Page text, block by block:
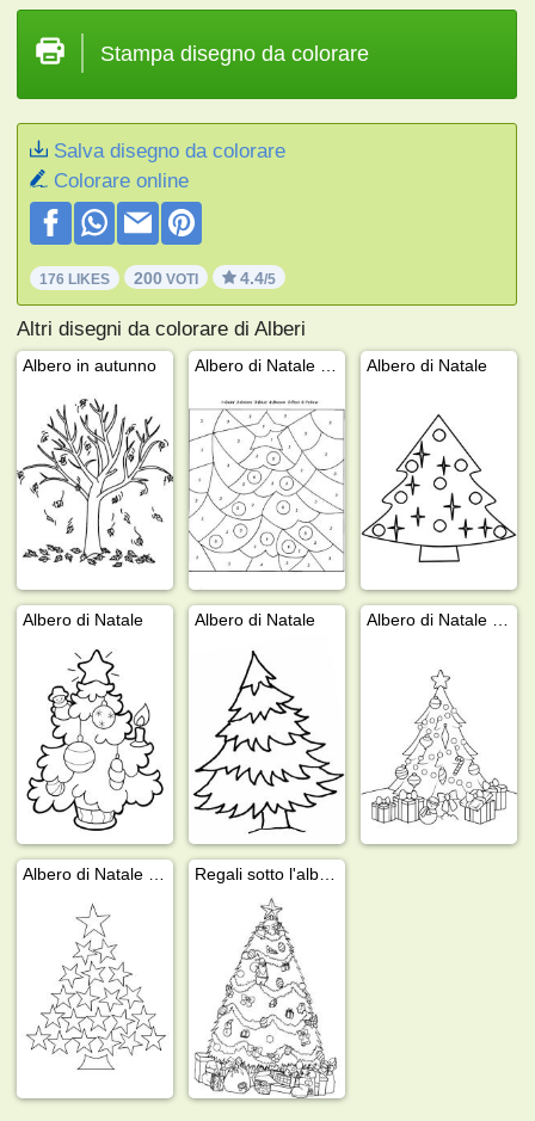
Stampa disegno da colorare
Salva disegno da colorare
Colorare online
176 LIKES 200 VOTI 4.4/5
Altri disegni da colorare di Alberi
Albero in autunno Albero di Natale
Albero di Natale Albero di Natale